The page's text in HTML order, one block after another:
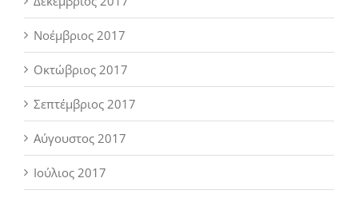
Νοέμβριος 2017
Οκτώβριος 2017
Σεπτέμβριος 2017
Αύγουστος 2017
Ιούλιος 2017